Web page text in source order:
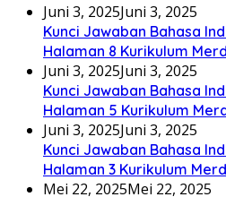
Juni 3, 2025Juni 3, 2025
Kunci Jawaban Bahasa
Halaman 8 Kurikulum
Juni 3, 2025Juni 3, 2025
Kunci Jawaban Bahasa
Halaman 5 Kurikulum
Juni 3, 2025Juni 3, 2025
Kunci Jawaban Bahasa
Halaman 3 Kurikulum
Mei 22, 2025Mei 22, 2025